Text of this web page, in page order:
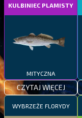
KULBINIEC PLAMISTY
MITYCZNA
CZYTAJ WIĘCEJ
WYBRZEŻE FLORYDY